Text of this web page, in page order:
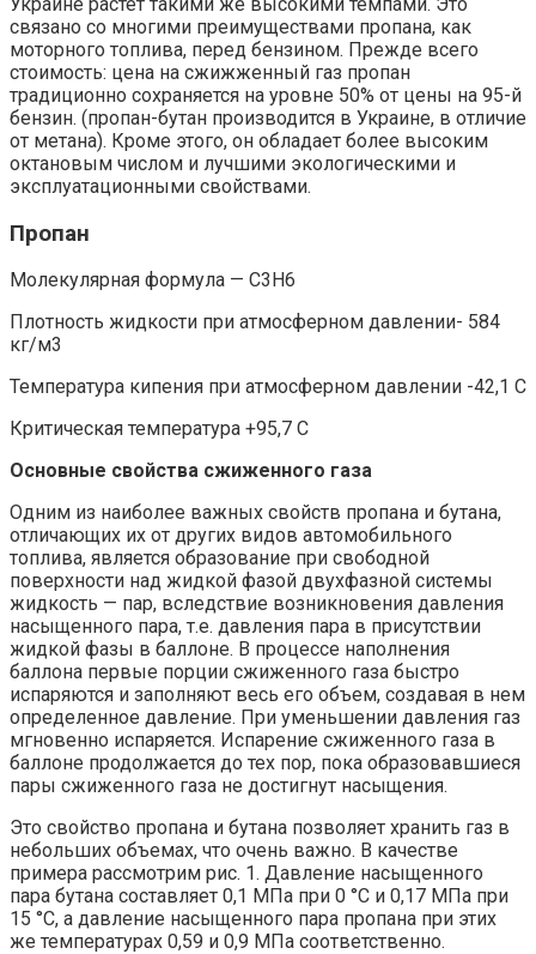
связано со многими преимуществами пропана, как
моторного топлива, перед бензином. Прежде всего
стоимость: цена на сжижженный газ пропан
традиционно сохраняется на уровне 50% от цены на 95-й
бензин. (пропан-бутан производится в Украине, в отличие
от метана). Кроме этого, он обладает более высоким
октановым числом и лучшими экологическими и
эксплуатационными свойствами.
Пропан
Молекулярная формула — C3H6
Плотность жидкости при атмосферном давлении- 584
кг/м3
Температура кипения при атмосферном давлении -42,1 С
Критическая температура +95,7 С
Основные свойства сжиженного газа
Одним из наиболее важных свойств пропана и бутана,
отличающих их от других видов автомобильного
топлива, является образование при свободной
поверхности над жидкой фазой двухфазной системы
жидкость — пар, вследствие возникновения давления
насыщенного пара, т.е. давления пара в присутствии
жидкой фазы в баллоне. В процессе наполнения
баллона первые порции сжиженного газа быстро
испаряются и заполняют весь его объем, создавая в нем
определенное давление. При уменьшении давления газ
мгновенно испаряется. Испарение сжиженного газа в
баллоне продолжается до тех пор, пока образовавшиеся
пары сжиженного газа не достигнут насыщения.
Это свойство пропана и бутана позволяет хранить газ в
небольших объемах, что очень важно. В качестве
примера рассмотрим рис. 1. Давление насыщенного
пара бутана составляет 0,1 МПа при 0 °С и 0,17 МПа при
15 °С, а давление насыщенного пара пропана при этих
же температурах 0,59 и 0,9 МПа соответственно.